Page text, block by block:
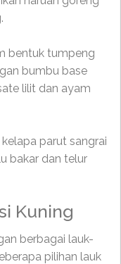
bentuk tumpeng
bumbu base
lilit dan ayam
parut sangrai
bakar dan telur
Kuning
berbagai lauk-
pilihan lauk